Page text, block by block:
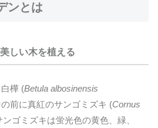
ンとは
い木を植える
樺 (Betula albosinensis
の前に真紅のサンゴミズキ (Cornus
ンゴミズキは蛍光色の黄色、緑、